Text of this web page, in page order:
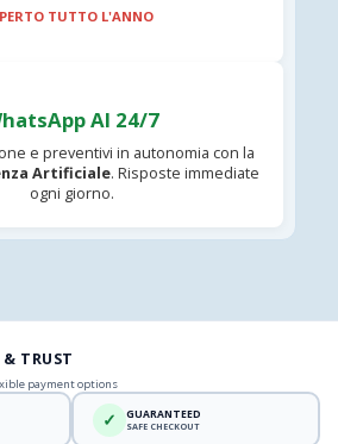
TUTTO L'ANNO
AI 24/7
e preventivi in autonomia con la
Artificiale. Risposte immediate
ogni giorno.
& TRUST
payment options
✓ GUARANTEED
SAFE CHECKOUT